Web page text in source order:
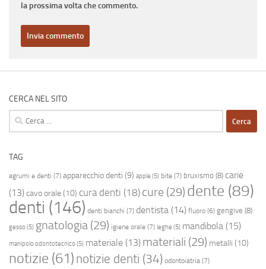
la prossima volta che commento.
CERCA NEL SITO
Ricerca
per:
TAG
agrumi e denti (7) apparecchio denti (9) apple (5) bite (7) bruxismo (8) carie
(13) cavo orale(10) cura denti (18) cure (29) dente (89)
denti (146) denti bianchi (7) dentista (14) fluoro (6) gengive (8)
gesso(5) gnatologia (29) igiene orale (7) leghe (5) mandibola (15)
manipolo odontotecnico(5) materiale (13) materiali (29) metalli (10)
notizie (61) notizie denti (34) odontoiatria (7)